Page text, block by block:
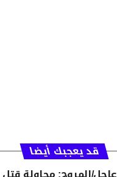
قد يعجبك أيضا